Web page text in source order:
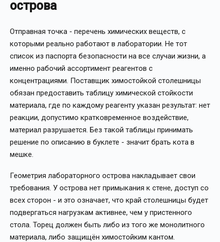
острова
Отправная точка - перечень химических веществ, с
которыми реально работают в лаборатории. Не тот
список из паспорта безопасности на все случаи жизни, а
именно рабочий ассортимент реагентов с
концентрациями. Поставщик химостойкой столешницы
обязан предоставить таблицу химической стойкости
материала, где по каждому реагенту указан результат: нет
реакции, допустимо кратковременное воздействие,
материал разрушается. Без такой таблицы принимать
решение по описанию в буклете - значит брать кота в
мешке.
Геометрия лабораторного острова накладывает свои
требования. У острова нет примыкания к стене, доступ со
всех сторон - и это означает, что край столешницы будет
подвергаться нагрузкам активнее, чем у пристенного
стола. Торец должен быть либо из того же монолитного
материала, либо защищён химостойким кантом.